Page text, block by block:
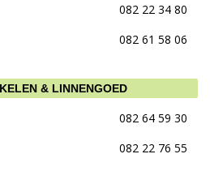
082 22 34 80
082 61 58 06
& LINNENGOED
082 64 59 30
082 22 76 55